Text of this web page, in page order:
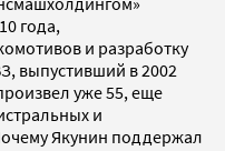
года,
и разработку
выпустивший в 2002
уже 55, еще
и
Якунин поддержал